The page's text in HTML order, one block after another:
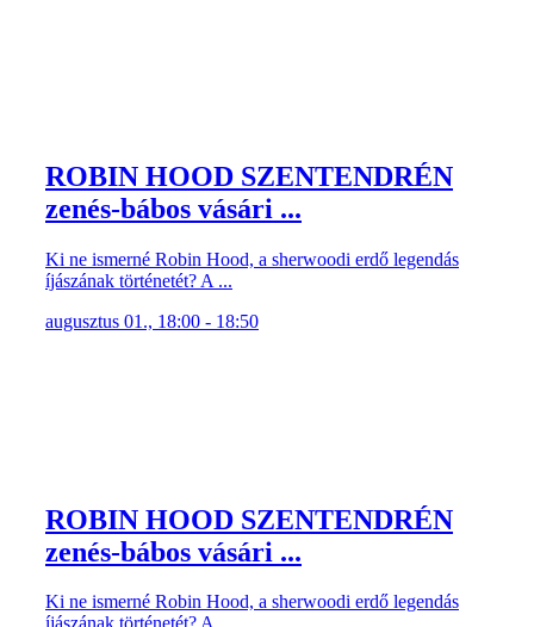
ROBIN HOOD SZENTENDRÉN
zenés-bábos vásári ...
Ki ne ismerné Robin Hood, a sherwoodi erdő legendás
íjászának történetét? A ...
augusztus 01., 18:00 - 18:50
ROBIN HOOD SZENTENDRÉN
zenés-bábos vásári ...
Ki ne ismerné Robin Hood, a sherwoodi erdő legendás